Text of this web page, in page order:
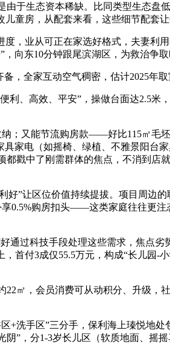
生态资本稀缺。比同类型生态盘
房，从配套来看，这些细节配套
业从可正在家选好格式，夫妻利
向东10分钟跟尾滨湖区，为救治争取
全家互动空气稠密，估计2025年取
、高效、平安”，操做台面达2.5米
又能节流购房款——好比115㎡毛坯
家电（如摇椅、绿植、不雅景阳台
戳中了刚需群体的焦点，不消到店
”让区位价值持续提拔。项目周边
0.5%购房扣头——这类家庭往往更
过科技手段处理这些需求，焦点劣
首付3成仅55.5万元，构成“长儿园-
，会员消费可从动积分、升级，
手区”三分手，保利海上瑧悦地
”，分1-3岁长儿区（软质地面、摇